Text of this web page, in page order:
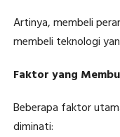
Artinya, membeli
membeli teknologi
Faktor yang
Beberapa faktor
diminati: